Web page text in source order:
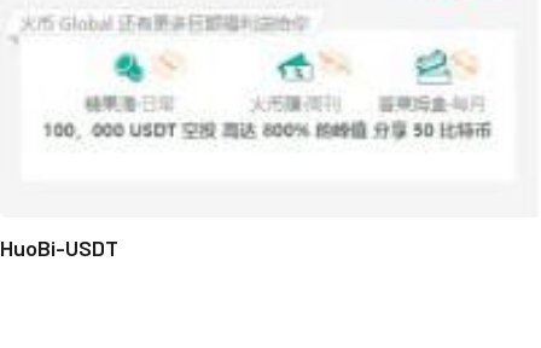
HuoBi-USDT